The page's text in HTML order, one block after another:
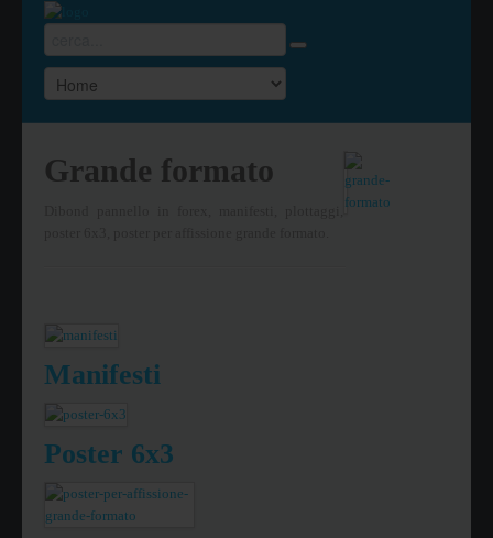
Grande formato
Manifesti
Poster 6x3